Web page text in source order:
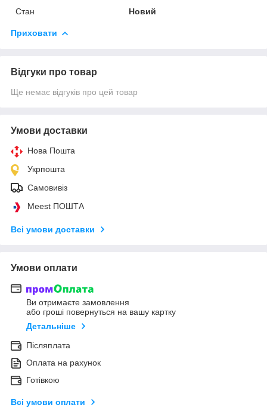
Стан
Новий
Приховати
Відгуки про товар
Ще немає відгуків про цей товар
Умови доставки
Нова Пошта
Укрпошта
Самовивіз
Meest ПОШТА
Всі умови доставки
Умови оплати
Ви отримаєте замовлення
або гроші повернуться на вашу картку
Детальніше
Післяплата
Оплата на рахунок
Готівкою
Всі умови оплати